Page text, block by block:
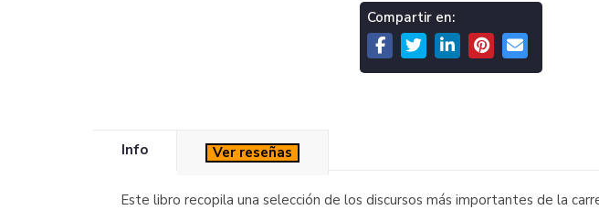
Compartir en:
Info Ver reseñas
Este libro recopila una selección de los discursos más importantes de la